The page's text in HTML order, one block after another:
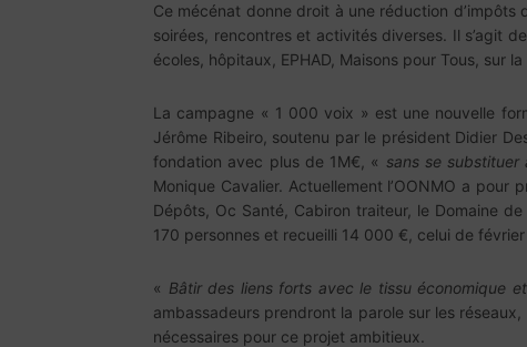
Ce mécénat donne droit à une réduction
soirées, rencontres et activités diverses. Il s’agit
écoles, hôpitaux, EPHAD, Maisons pour Tous, sur
La campagne « 1 000 voix » est une nouvelle
Jérôme Ribeiro, soutenu par le président Didier
fondation avec plus de 1M€, « sans se substituer
Monique Cavalier. Actuellement l’OONMO a
Dépôts, Oc Santé, Cabiron traiteur, le Domaine
170 personnes et recueilli 14 000 €, celui de
« Bâtir des liens forts avec le tissu économique
ambassadeurs prendront la parole sur les
nécessaires pour ce projet ambitieux.